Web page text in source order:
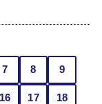
7 8 9
16 17 18